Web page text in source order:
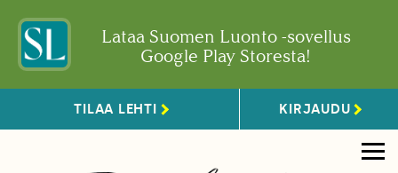
Lataa Suomen Luonto -sovellus
Google Play Storesta!
TILAA LEHTI KIRJAUDU